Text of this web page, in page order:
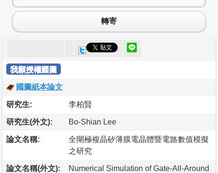
轉寄
我願授權國圖
國圖紙本論文
研究生: 李柏賢
研究生(外文): Bo-Shian Lee
論文名稱:
全閘極複晶矽薄膜電晶體暨電路數值模擬
之研究
論文名稱(外文):
Numerical Simulation of Gate-All-Around